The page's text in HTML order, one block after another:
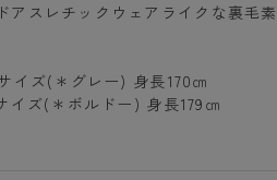
アスレチックウェアライクな裏毛
イズ(＊グレー) 身長170㎝
イズ(＊ボルドー) 身長179㎝